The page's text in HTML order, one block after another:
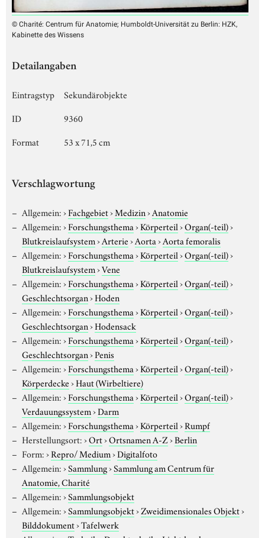
© Charité: Centrum für Anatomie; Humboldt-Universität zu Berlin: HZK,
Kabinette des Wissens
Detailangaben
Eintragstyp
Sekundärobjekte
ID
9360
Format
53 x 71,5 cm
Verschlagwortung
Allgemein:›Fachgebiet›Medizin›Anatomie
Allgemein:›Forschungsthema›Körperteil›Organ(-teil)›
Blutkreislaufsystem›Arterie›Aorta›Aorta femoralis
Allgemein:›Forschungsthema›Körperteil›Organ(-teil)›
Blutkreislaufsystem›Vene
Allgemein:›Forschungsthema›Körperteil›Organ(-teil)›
Geschlechtsorgan›Hoden
Allgemein:›Forschungsthema›Körperteil›Organ(-teil)›
Geschlechtsorgan›Hodensack
Allgemein:›Forschungsthema›Körperteil›Organ(-teil)›
Geschlechtsorgan›Penis
Allgemein:›Forschungsthema›Körperteil›Organ(-teil)›
Körperdecke›Haut (Wirbeltiere)
Allgemein:›Forschungsthema›Körperteil›Organ(-teil)›
Verdauungssystem›Darm
Allgemein:›Forschungsthema›Körperteil›Rumpf
Herstellungsort:›Ort›Ortsnamen A-Z›Berlin
Form:›Repro/ Medium›Digitalfoto
Allgemein:›Sammlung›Sammlung am Centrum für
Anatomie, Charité
Allgemein:›Sammlungsobjekt
Allgemein:›Sammlungsobjekt›Zweidimensionales Objekt›
Bilddokument›Tafelwerk